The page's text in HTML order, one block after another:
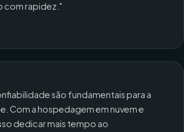
com rapidez."
são fundamentais para a
Com a hospedagem em nuvem e
dedicar mais tempo ao